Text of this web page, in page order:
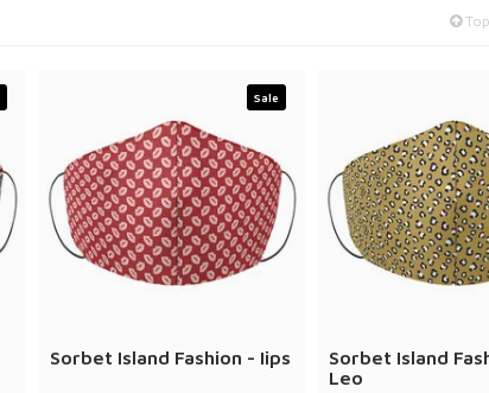
Top
Sale
Sorbet Island Fashion - Iips
Sorbet Island
Leo